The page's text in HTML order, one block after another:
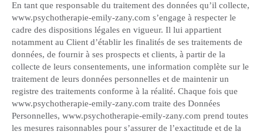
En tant que responsable du traitement des données qu’il collecte,
www.psychotherapie-emily-zany.com s’engage à respecter le
cadre des dispositions légales en vigueur. Il lui appartient
notamment au Client d’établir les finalités de ses traitements de
données, de fournir à ses prospects et clients, à partir de la
collecte de leurs consentements, une information complète sur le
traitement de leurs données personnelles et de maintenir un
registre des traitements conforme à la réalité. Chaque fois que
www.psychotherapie-emily-zany.com traite des Données
Personnelles, www.psychotherapie-emily-zany.com prend toutes
les mesures raisonnables pour s’assurer de l’exactitude et de la